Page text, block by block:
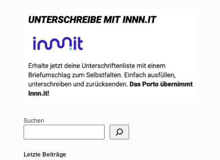
Suchen
Letzte Beiträge